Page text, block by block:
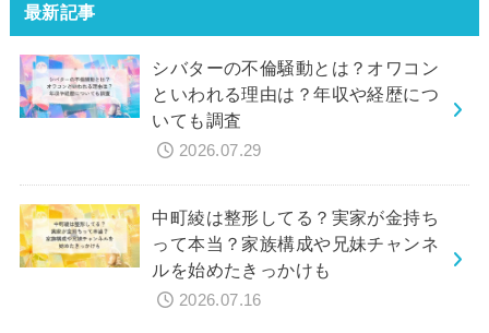
最新記事
シバターの不倫騒動とは？オワコン
といわれる理由は？年収や経歴につ
いても調査
2026.07.29
中町綾は整形してる？実家が金持ち
って本当？家族構成や兄妹チャンネ
ルを始めたきっかけも
2026.07.16